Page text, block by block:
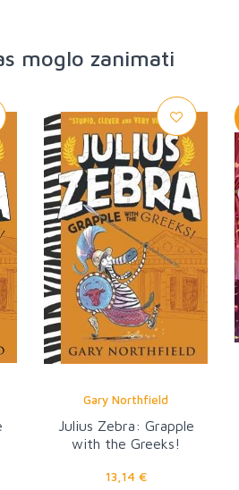
moglo zanimati
Gary Northfield
Julius Zebra: Grapple
with the Greeks!
13,14 €